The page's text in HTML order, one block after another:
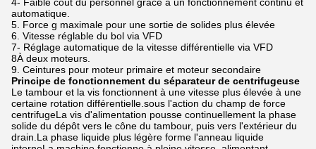
automatique.
5. Force g maximale pour une sortie de solides plus élevée
6. Vitesse réglable du bol via VFD
7- Réglage automatique de la vitesse différentielle via VFD
8À deux moteurs.
9. Ceintures pour moteur primaire et moteur secondaire
Principe de fonctionnement du séparateur de centrifugeuse
Le tambour et la vis fonctionnent à une vitesse plus élevée à une
certaine rotation différentielle.sous l'action du champ de force
centrifugeLa vis d'alimentation pousse continuellement la phase
solide du dépôt vers le cône du tambour, puis vers l'extérieur du
drain.La phase liquide plus légère forme l'anneau liquide